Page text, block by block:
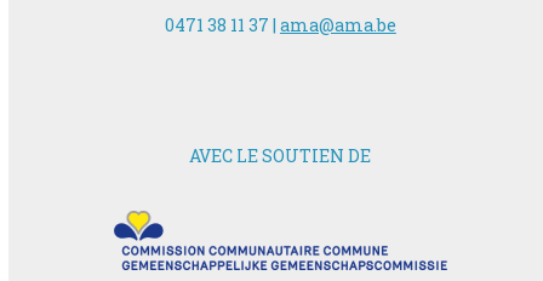
0471 38 11 37 | ama@ama.be
AVEC LE SOUTIEN DE